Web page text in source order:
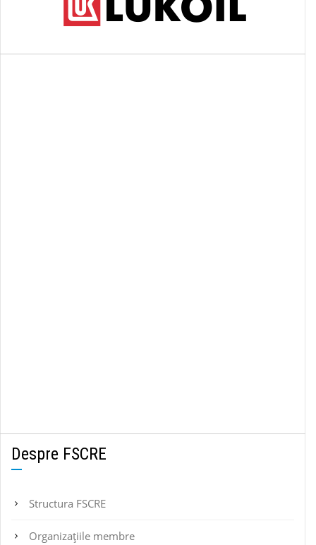
Despre FSCRE
Structura FSCRE
Organizațiile membre